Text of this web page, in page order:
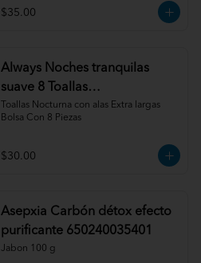
$35.00
Always Noches tranquilas
suave 8 Toallas
7501019006623
Toallas Nocturna con alas Extra largas
Bolsa Con 8 Piezas
$30.00
Asepxia Carbón détox efecto
purificante 650240035401
Jabon 100 g